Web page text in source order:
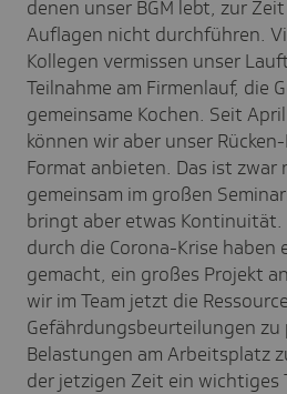
denen unser BGM lebt, zur
Auflagen nicht durchführen.
Kollegen vermissen unser
Teilnahme am Firmenlauf, die
gemeinsame Kochen. Seit
können wir aber unser
Format anbieten. Das ist zwar
gemeinsam im großen
bringt aber etwas Kontinuität.
durch die Corona-Krise haben
gemacht, ein großes Projekt
wir im Team jetzt die
Gefährdungsbeurteilungen zu
Belastungen am Arbeitsplatz
der jetzigen Zeit ein wichtiges